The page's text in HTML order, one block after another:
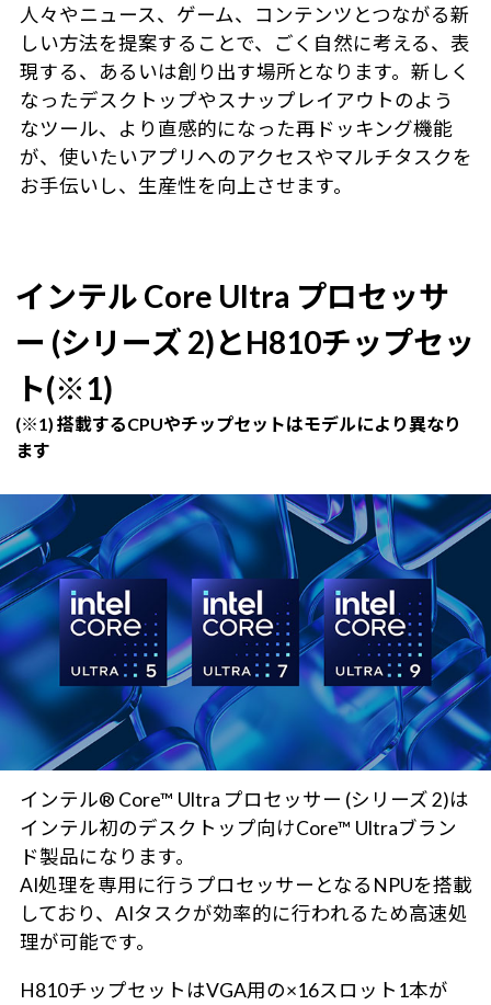
人々やニュース、ゲーム、コンテンツとつながる新
しい方法を提案することで、ごく自然に考える、表
現する、あるいは創り出す場所となります。新しく
なったデスクトップやスナップレイアウトのよう
なツール、より直感的になった再ドッキング機能
が、使いたいアプリへのアクセスやマルチタスクを
お手伝いし、生産性を向上させます。
インテル Core Ultra プロセッサ
ー (シリーズ 2)とH810チップセッ
ト(※1)
(※1) 搭載するCPUやチップセットはモデルにより異なり
ます
インテル® Core™ Ultra プロセッサー (シリーズ 2)は
インテル初のデスクトップ向けCore™ Ultraブラン
ド製品になります。
AI処理を専用に行うプロセッサーとなるNPUを搭載
しており、AIタスクが効率的に行われるため高速処
理が可能です。
H810チップセットはVGA用の×16スロット1本が